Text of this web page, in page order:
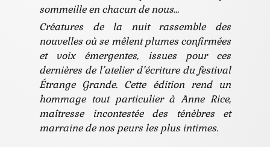
sommeille en chacun de nous…
Créatures de la nuit rassemble des
nouvelles où se mêlent plumes confirmées
et voix émergentes, issues pour ces
dernières de l’atelier d’écriture du festival
Étrange Grande. Cette édition rend un
hommage tout particulier à Anne Rice,
maîtresse incontestée des ténèbres et
marraine de nos peurs les plus intimes.